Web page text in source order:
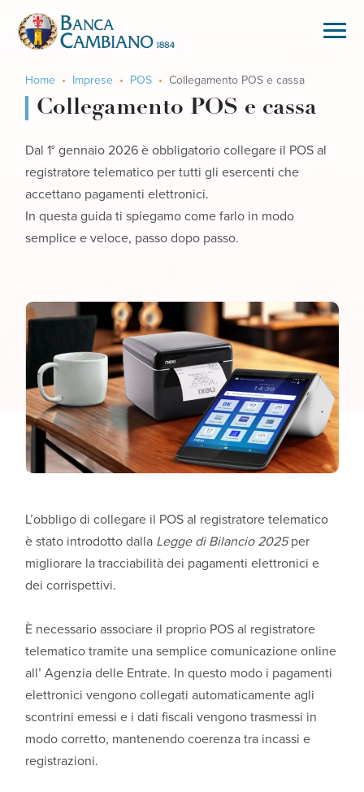
Home Imprese POS Collegamento POS e cassa
Collegamento POS e cassa
Dal 1° gennaio 2026 è obbligatorio collegare il POS al
registratore telematico per tutti gli esercenti che
accettano pagamenti elettronici.
In questa guida ti spiegamo come farlo in modo
semplice e veloce, passo dopo passo.
L’obbligo di collegare il POS al registratore telematico
è stato introdotto dalla Legge di Bilancio 2025per
migliorare la tracciabilità dei pagamenti elettronici e
dei corrispettivi.
È necessario associare il proprio POS al registratore
telematico tramite una semplice comunicazione online
all’ Agenzia delle Entrate. In questo modo i pagamenti
elettronici vengono collegati automaticamente agli
scontrini emessi e i dati fiscali vengono trasmessi in
modo corretto, mantenendo coerenza tra incassi e
registrazioni.